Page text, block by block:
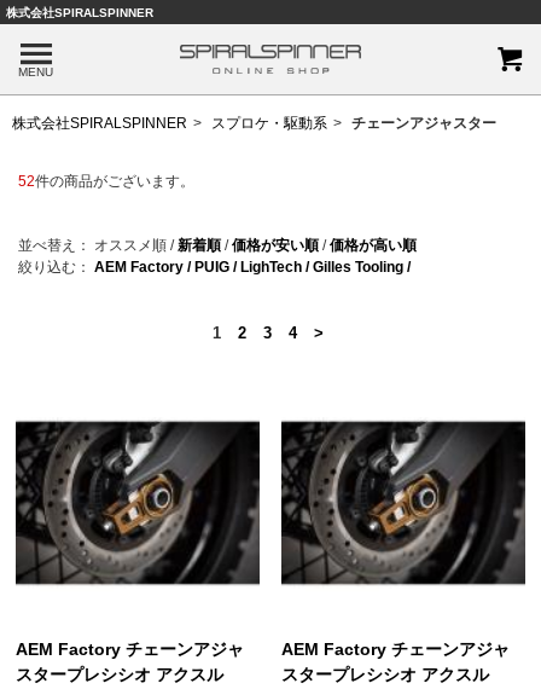
株式会社SPIRALSPINNER
MENU
株式会社SPIRALSPINNER スプロケ・駆動系 チェーンアジャスター
52件の商品がございます。
並べ替え： オススメ順 /新着順 /価格が安い順 /価格が高い順
絞り込む： AEM Factory / PUIG / LighTech / Gilles Tooling /
1 2 3 4 >
AEM Factory チェーンアジャ
スタープレシシオ アクスル
AEM Factory チェーンアジャ
スタープレシシオ アクスル